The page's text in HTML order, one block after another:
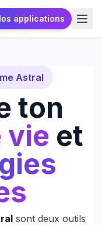
applications
Astral
ton
vie et
sont deux outils